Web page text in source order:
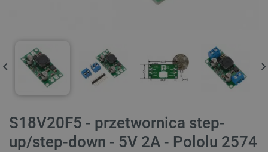
S18V20F5 - przetwornica step-
up/step-down - 5V 2A - Pololu 2574